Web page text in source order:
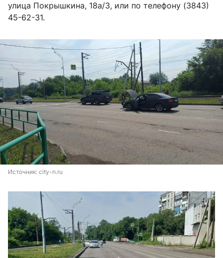
улица Покрышкина, 18а/3, или по телефону (3843)
45-62-31.
Источник: city-n.ru